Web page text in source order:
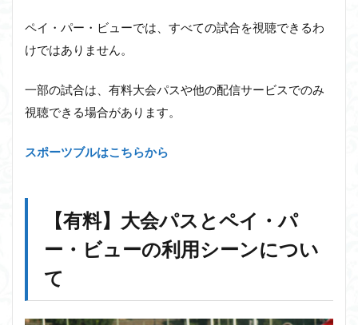
ペイ・パー・ビューでは、すべての試合を視聴できるわ
けではありません。
一部の試合は、有料大会パスや他の配信サービスでのみ
視聴できる場合があります。
スポーツブルはこちらから
【有料】大会パスとペイ・パ
ー・ビューの利用シーンについ
て